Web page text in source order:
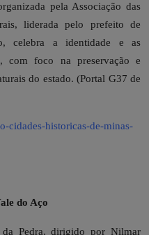
pela Associação das
liderada pelo prefeito de
celebra a identidade e as
com foco na preservação e
do estado. (Portal G37 de
cidades-historicas-de-minas-
do Aço
da Pedra, dirigido por Nilmar